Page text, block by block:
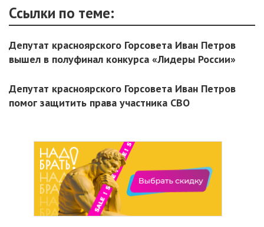
Ссылки по теме:
Депутат красноярского Горсовета Иван Петров
вышел в полуфинал конкурса «Лидеры России»
Депутат красноярского Горсовета Иван Петров
помог защитить права участника СВО